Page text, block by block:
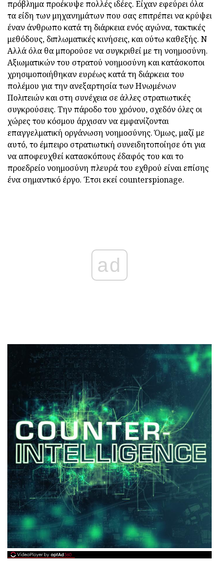
πρόβλημα προέκυψε πολλές ιδέες. Είχαν εφεύρει όλα
τα είδη των μηχανημάτων που σας επιτρέπει να κρύψει
έναν άνθρωπο κατά τη διάρκεια ενός αγώνα, τακτικές
μεθόδους, διπλωματικές κινήσεις, και ούτω καθεξής. Ν
Αλλά όλα θα μπορούσε να συγκριθεί με τη νοημοσύνη.
Αξιωματικών του στρατού νοημοσύνη και κατάσκοποι
χρησιμοποιήθηκαν ευρέως κατά τη διάρκεια του
πολέμου για την ανεξαρτησία των Ηνωμένων
Πολιτειών και στη συνέχεια σε άλλες στρατιωτικές
συγκρούσεις. Την πάροδο του χρόνου, σχεδόν όλες οι
χώρες του κόσμου άρχισαν να εμφανίζονται
επαγγελματική οργάνωση νοημοσύνης. Όμως, μαζί με
αυτό, το έμπειρο στρατιωτική συνειδητοποίησε ότι για
να αποφευχθεί κατασκόπους έδαφός του και το
προεδρείο νοημοσύνη πλευρά του εχθρού είναι επίσης
ένα σημαντικό έργο. Έτσι εκεί counterspionage.
ad